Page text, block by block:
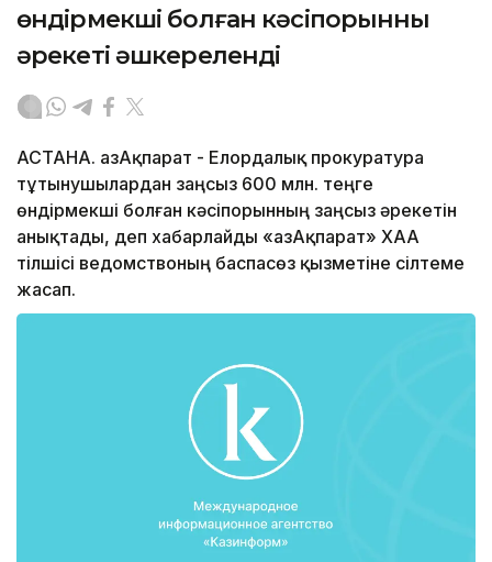
өндірмекші болған кәсіпорынның
әрекеті әшкереленді
АСТАНА. ҚазАқпарат - Елордалық прокуратура
тұтынушылардан заңсыз 600 млн. теңге
өндірмекші болған кәсіпорынның заңсыз әрекетін
анықтады, деп хабарлайды «ҚазАқпарат» ХАА
тілшісі ведомствоның баспасөз қызметіне сілтеме
жасап.